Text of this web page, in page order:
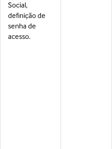
Social,
definição de
senha de
acesso.